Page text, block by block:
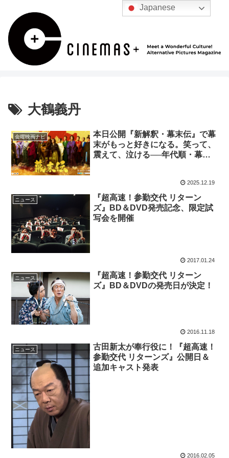
大鶴義丹
金曜映画ナビ
本日公開『新解釈・幕末伝』で幕
末がもっと好きになる。笑って、
震えて、泣ける──年代順・幕末
2025.12.19
ニュース
『超高速！参勤交代 リターン
ズ』BD＆DVD発売記念、限定試
写会を開催
2017.01.24
ニュース
『超高速！参勤交代 リターン
ズ』BD＆DVDの発売日が決定！
2016.11.18
ニュース
古田新太が奉行役に！『超高速！
参勤交代 リターンズ』公開日＆
追加キャスト発表
2016.02.05
Japanese